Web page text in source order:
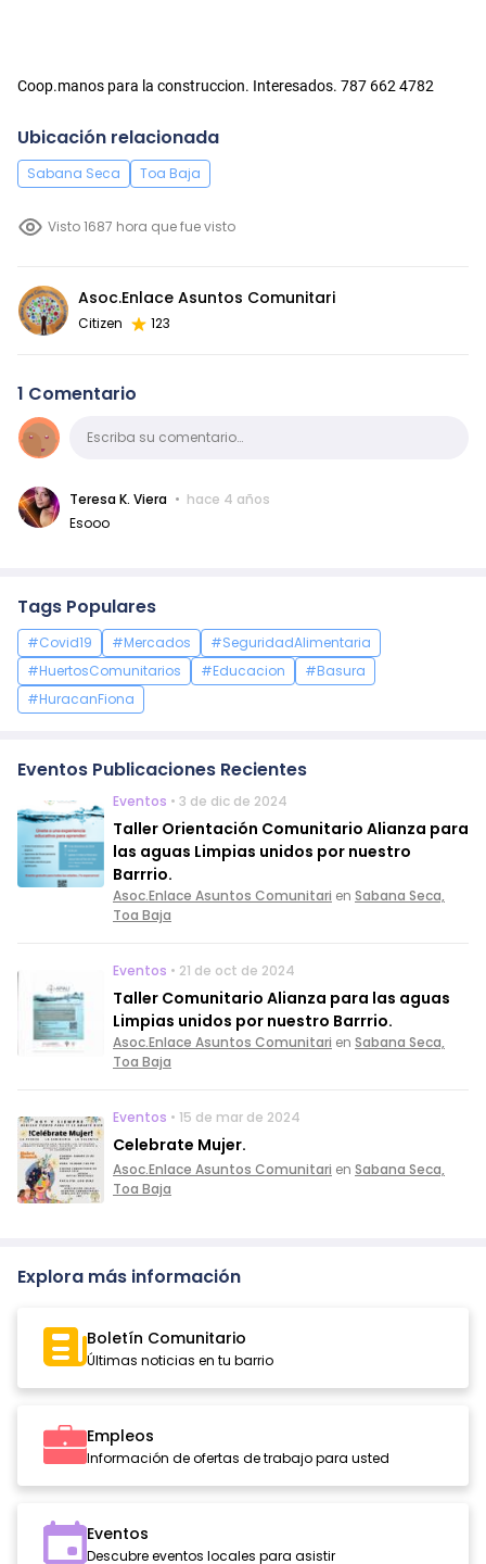
Coop.manos para la construccion. Interesados. 787 662 4782
Ubicación relacionada
Sabana Seca Toa Baja
Visto 1687 hora que fue visto
Asoc.Enlace Asuntos Comunitari
Citizen 123
1 Comentario
ComentarioEscriba su comentario…
Teresa K. Viera
hace 4 años
Esooo
Tags Populares
#Covid19 #Mercados
#SeguridadAlimentaria
#HuertosComunitarios
#Educacion
#Basura
#HuracanFiona
Eventos Publicaciones Recientes
Eventos • 3 de dic de 2024
Taller Orientación Comunitario Alianza para
las aguas Limpias unidos por nuestro
Barrrio.
Asoc.Enlace Asuntos Comunitari en Sabana Seca,
Toa Baja
Eventos • 21 de oct de 2024
Taller Comunitario Alianza para las aguas
Limpias unidos por nuestro Barrrio.
Asoc.Enlace Asuntos Comunitari en Sabana Seca,
Toa Baja
Eventos • 15 de mar de 2024
Celebrate Mujer.
Asoc.Enlace Asuntos Comunitari en Sabana Seca,
Toa Baja
Explora más información
Boletín Comunitario
Últimas noticias en tu barrio
Empleos
Información de ofertas de trabajo para usted
Eventos
Descubre eventos locales para asistir